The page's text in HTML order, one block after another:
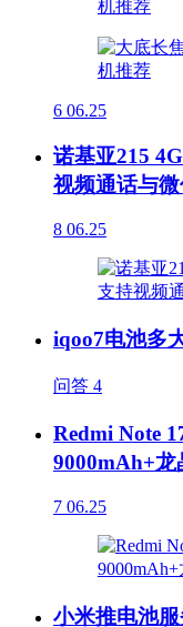
6 06.25
诺基亚215
视频通话与
8 06.25
iqoo7电池多
问答 4
Redmi Note
9000mAh+
7 06.25
小米推电池